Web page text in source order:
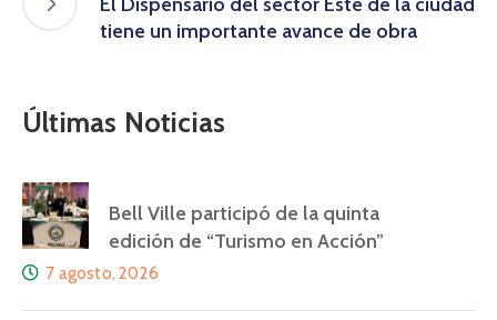
tiene un importante avance de obra
Últimas Noticias
Bell Ville participó de la quinta
edición de “Turismo en Acción”
7 agosto, 2026